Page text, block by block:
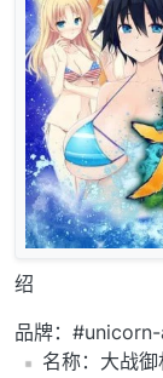
绍
品牌：
名称：大战